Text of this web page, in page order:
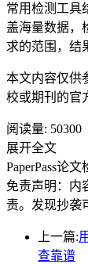
常用检测工具
盖海量数据，
求的范围，结
本文内容仅供
校或期刊的官
阅读量: 50300
展开全文
PaperPass论
免责声明：内
责。发现抄袭
上一篇:
查靠谱